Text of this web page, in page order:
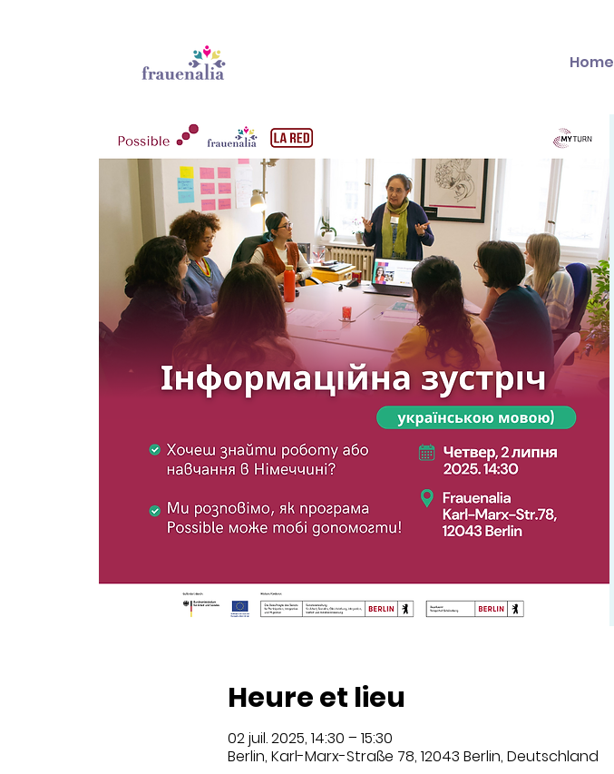
Home
Heure et lieu
02 juil. 2025, 14:30 – 15:30
Berlin, Karl-Marx-Straße 78, 12043 Berlin, Deutschland